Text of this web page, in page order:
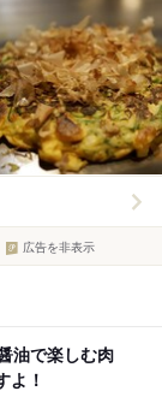
広告を非表示
油で楽しむ肉
よ！